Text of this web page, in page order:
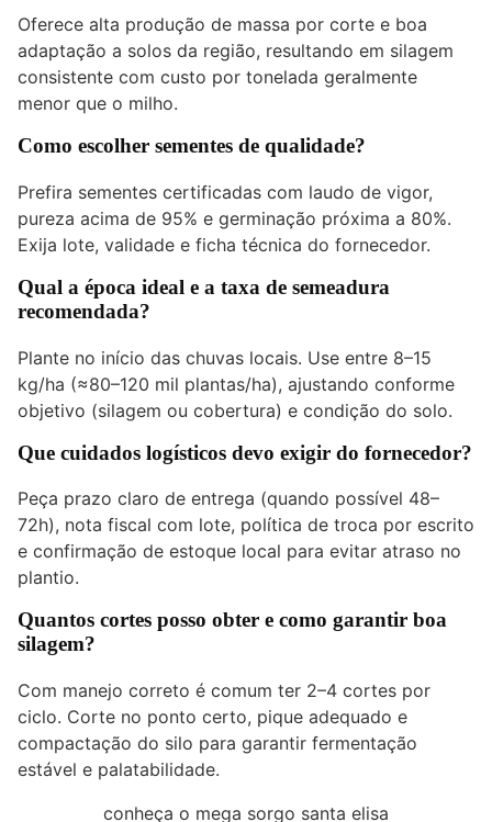
Oferece alta produção de massa por corte e boa
adaptação a solos da região, resultando em silagem
consistente com custo por tonelada geralmente
menor que o milho.
Como escolher sementes de qualidade?
Prefira sementes certificadas com laudo de vigor,
pureza acima de 95% e germinação próxima a 80%.
Exija lote, validade e ficha técnica do fornecedor.
Qual a época ideal e a taxa de semeadura
recomendada?
Plante no início das chuvas locais. Use entre 8–15
kg/ha (≈80–120 mil plantas/ha), ajustando conforme
objetivo (silagem ou cobertura) e condição do solo.
Que cuidados logísticos devo exigir do fornecedor?
Peça prazo claro de entrega (quando possível 48–
72h), nota fiscal com lote, política de troca por escrito
e confirmação de estoque local para evitar atraso no
plantio.
Quantos cortes posso obter e como garantir boa
silagem?
Com manejo correto é comum ter 2–4 cortes por
ciclo. Corte no ponto certo, pique adequado e
compactação do silo para garantir fermentação
estável e palatabilidade.
conheça o mega sorgo santa elisa